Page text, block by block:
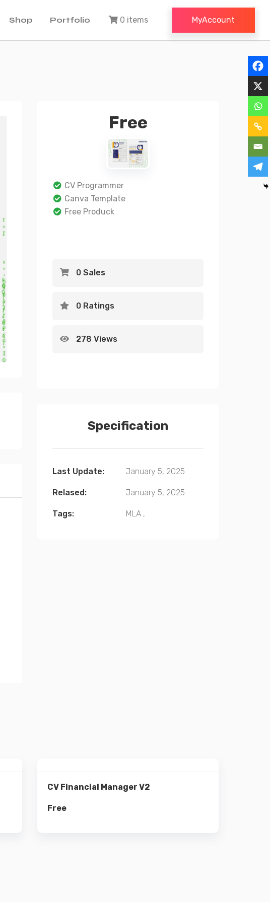
Shop Portfolio 0 items MyAccount
Free
CV Programmer
Canva Template
Free Produck
0 Sales
0 Ratings
278 Views
Specification
Last Update: January 5, 2025
Relased: January 5, 2025
Tags: MLA ,
CV Financial Manager V2
Free